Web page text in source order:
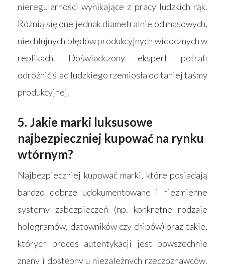
nieregularności wynikające z pracy ludzkich rąk.
Różnią się one jednak diametralnie od masowych,
niechlujnych błędów produkcyjnych widocznych w
replikach. Doświadczony ekspert potrafi
odróżnić ślad ludzkiego rzemiosła od taniej taśmy
produkcyjnej.
5. Jakie marki luksusowe
najbezpieczniej kupować na rynku
wtórnym?
Najbezpieczniej kupować marki, które posiadają
bardzo dobrze udokumentowane i niezmienne
systemy zabezpieczeń (np. konkretne rodzaje
hologramów, datowników czy chipów) oraz takie,
których proces autentykacji jest powszechnie
znany i dostępny u niezależnych rzeczoznawców.